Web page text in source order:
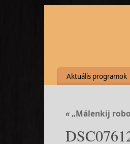
Aktuális programok
«„Málenkij